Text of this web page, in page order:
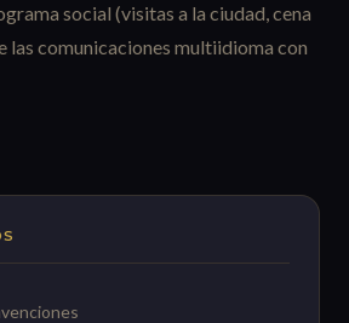
social (visitas a la ciudad, cena
las comunicaciones multiidioma con